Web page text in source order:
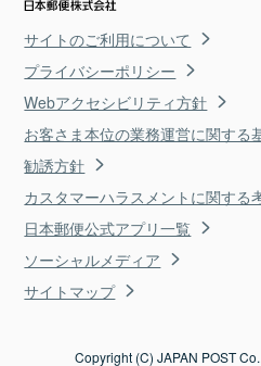
サイトのご利用について
プライバシーポリシー
Webアクセシビリティ方針
お客さま本位の業務運営に関する
勧誘方針
カスタマーハラスメントに関する
日本郵便公式アプリ一覧
ソーシャルメディア
サイトマップ
Copyright (C) JAPAN POST